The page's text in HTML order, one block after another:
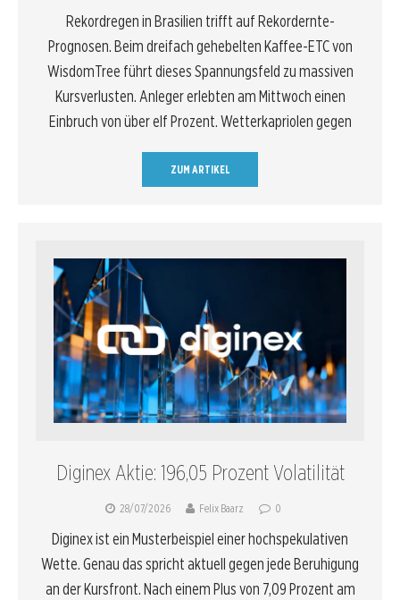
Rekordregen in Brasilien trifft auf Rekordernte-
Prognosen. Beim dreifach gehebelten Kaffee-ETC von
WisdomTree führt dieses Spannungsfeld zu massiven
Kursverlusten. Anleger erlebten am Mittwoch einen
Einbruch von über elf Prozent. Wetterkapriolen gegen
ZUM ARTIKEL
Diginex Aktie: 196,05 Prozent Volatilität
28/07/2026 Felix Baarz 0
Diginex ist ein Musterbeispiel einer hochspekulativen
Wette. Genau das spricht aktuell gegen jede Beruhigung
an der Kursfront. Nach einem Plus von 7,09 Prozent am